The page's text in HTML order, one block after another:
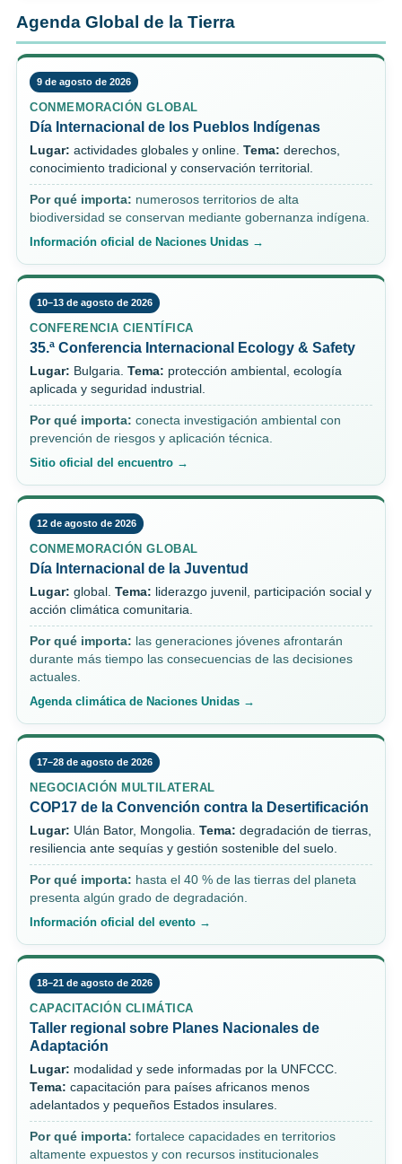
Agenda Global de la Tierra
9 de agosto de 2026
CONMEMORACIÓN GLOBAL
Día Internacional de los Pueblos Indígenas
Lugar: actividades globales y online. Tema: derechos,
conocimiento tradicional y conservación territorial.
Por qué importa: numerosos territorios de alta
biodiversidad se conservan mediante gobernanza indígena.
Información oficial de Naciones Unidas →
10–13 de agosto de 2026
CONFERENCIA CIENTÍFICA
35.ª Conferencia Internacional Ecology & Safety
Lugar: Bulgaria. Tema: protección ambiental, ecología
aplicada y seguridad industrial.
Por qué importa: conecta investigación ambiental con
prevención de riesgos y aplicación técnica.
Sitio oficial del encuentro →
12 de agosto de 2026
CONMEMORACIÓN GLOBAL
Día Internacional de la Juventud
Lugar: global. Tema: liderazgo juvenil, participación social y
acción climática comunitaria.
Por qué importa: las generaciones jóvenes afrontarán
durante más tiempo las consecuencias de las decisiones
actuales.
Agenda climática de Naciones Unidas →
17–28 de agosto de 2026
NEGOCIACIÓN MULTILATERAL
COP17 de la Convención contra la Desertificación
Lugar: Ulán Bator, Mongolia. Tema: degradación de tierras,
resiliencia ante sequías y gestión sostenible del suelo.
Por qué importa: hasta el 40 % de las tierras del planeta
presenta algún grado de degradación.
Información oficial del evento →
18–21 de agosto de 2026
CAPACITACIÓN CLIMÁTICA
Taller regional sobre Planes Nacionales de
Adaptación
Lugar: modalidad y sede informadas por la UNFCCC.
Tema: capacitación para países africanos menos
adelantados y pequeños Estados insulares.
Por qué importa: fortalece capacidades en territorios
altamente expuestos y con recursos institucionales